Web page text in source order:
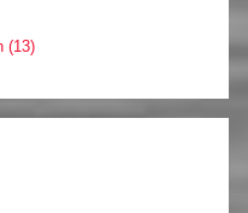
(13)